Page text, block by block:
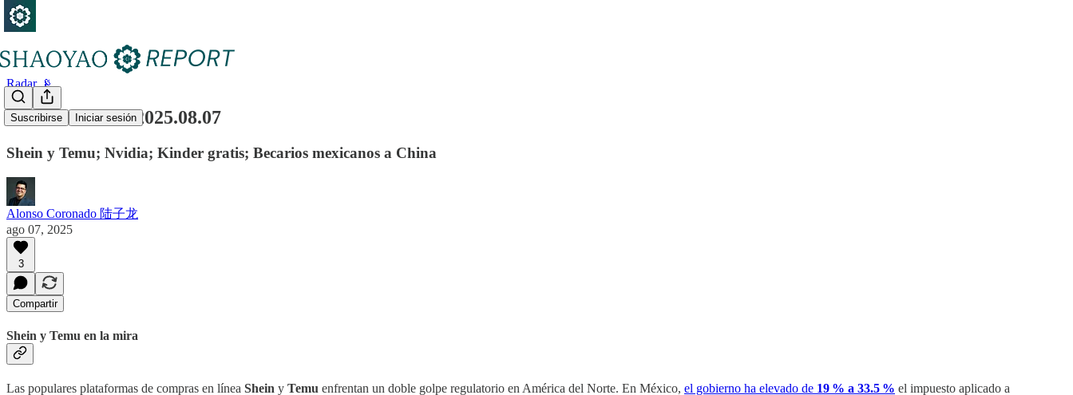
Suscribirse Iniciar sesión
Radar 📡
Radar semanal 2025.08.07
Shein y Temu; Nvidia; Kinder gratis; Becarios mexicanos a China
Alonso Coronado 陆子龙
ago 07, 2025
3
Compartir
Shein y Temu en la mira
Las populares plataformas de compras en línea Shein y Temu enfrentan un doble golpe regulatorio en América del Norte. En México, el gobierno ha elevado de 19 % a 33.5 % el impuesto aplicado a